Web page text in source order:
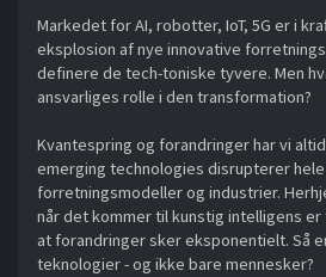
Markedet for AI, robotter, IoT, 5G er i
eksplosion af nye innovative
definere de tech-toniske tyvere. Men
ansvarliges rolle i den transformation?
Kvantespring og forandringer har vi
emerging technologies disrupterer
forretningsmodeller og industrier.
når det kommer til kunstig intelligens
at forandringer sker eksponentielt. Så
teknologier - og ikke bare mennesker?